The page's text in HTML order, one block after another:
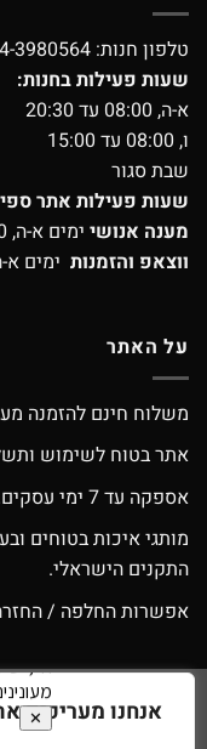
אנחנו מעריכים
טלפון חנות:3980564
שעות פעילות בחנות:
א-ה, 08:00 עד 20:30
ו, 08:00 עד 15:00
שבת סגור
שעות פעילות אתר
מענה אנושיימים א-ה, 10:00-14:00 בטלפון:
ווצאפ והזמנותימים א-ה, 9:00-
על האתר
משלוח חינם להזמנה מעל 500
אתר בטוח לשימוש
אספקה עד 7 ימי עסקים.
מותגי איכות בטוחים
התקנים הישראלי.
אפשרות החלפה / החזרה
Visa